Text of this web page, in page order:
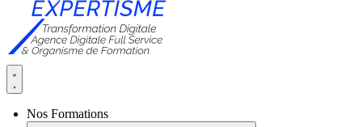
Nos Formations